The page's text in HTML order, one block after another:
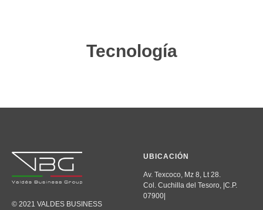
Tecnología
© 2021 VALDES BUSINESS
UBICACIÓN
Av. Texcoco, Mz 8, Lt 28.
Col. Cuchilla del Tesoro, |C.P.
07900|